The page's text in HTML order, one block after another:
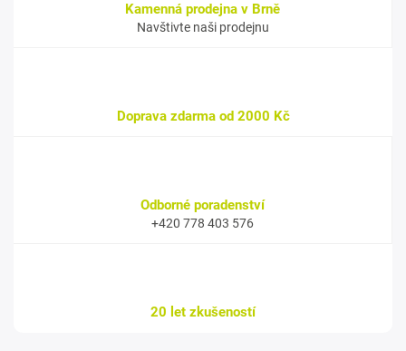
Kamenná prodejna v Brně
Navštivte naši prodejnu
Doprava zdarma od 2000 Kč
Odborné poradenství
+420 778 403 576
20 let zkušeností